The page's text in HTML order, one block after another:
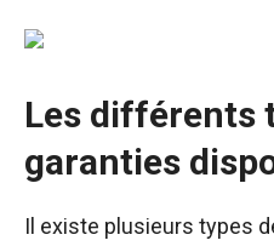
Les différents
garanties
Il existe plusieurs types